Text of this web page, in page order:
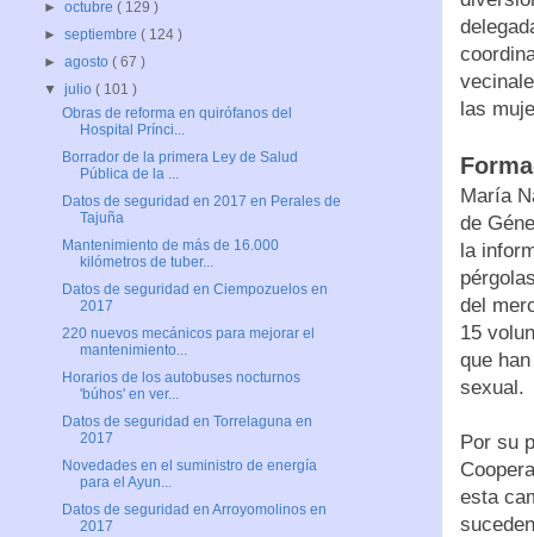
las
María
de
la
del
15
que
sexual.
Por su
esta
►octubre( 129 )
►septiembre( 124 )
►agosto( 67 )
▼julio( 101 )
Obras de reforma en quirófanos del
Hospital Prínci...
Borrador de la primera Ley de Salud
Pública de la ...
Datos de seguridad en 2017 en Perales de
Tajuña
Mantenimiento de más de 16.000
kilómetros de tuber...
Datos de seguridad en Ciempozuelos en
2017
220 nuevos mecánicos para mejorar el
mantenimiento...
Horarios de los autobuses nocturnos
'búhos' en ver...
Datos de seguridad en Torrelaguna en
2017
Novedades en el suministro de energía
para el Ayun...
Datos de seguridad en Arroyomolinos en
2017